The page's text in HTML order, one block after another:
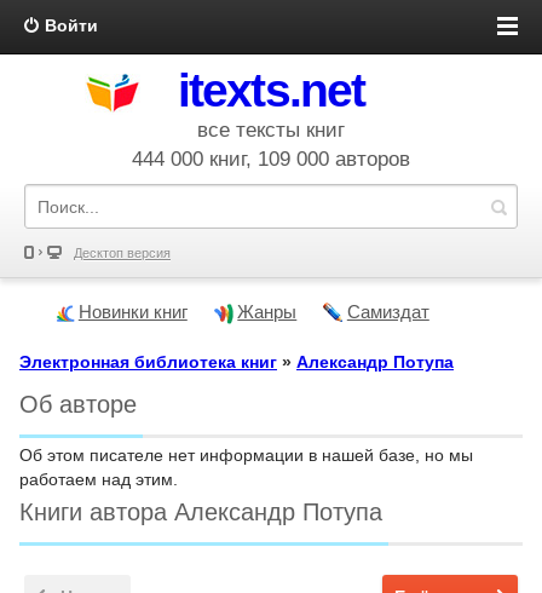
Войти
itexts.net
все тексты книг
444 000 книг, 109 000 авторов
Десктоп версия
Новинки книг Жанры Самиздат
Электронная библиотека книг » Александр Потупа
Об авторе
Об этом писателе нет информации в нашей базе, но мы
работаем над этим.
Книги автора Александр Потупа